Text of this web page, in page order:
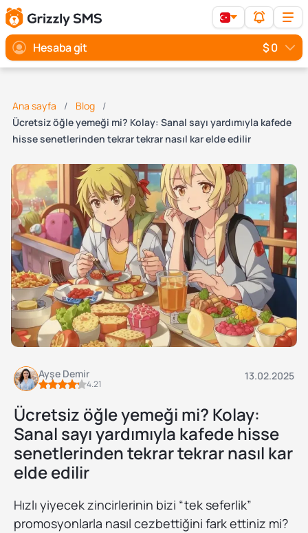
Hesaba git $ 0
Ana sayfa
Blog
Ücretsiz öğle yemeği mi? Kolay: Sanal sayı yardımıyla kafede
hisse senetlerinden tekrar tekrar nasıl kar elde edilir
Ayşe Demir
4.21
13.02.2025
Ücretsiz öğle yemeği mi? Kolay:
Sanal sayı yardımıyla kafede hisse
senetlerinden tekrar tekrar nasıl kar
elde edilir
Hızlı yiyecek zincirlerinin bizi “tek seferlik”
promosyonlarla nasıl cezbettiğini fark ettiniz mi?